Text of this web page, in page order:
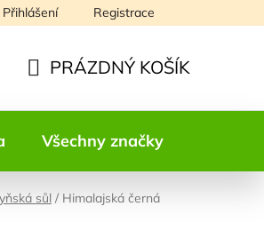
Přihlášení Registrace
KOŠÍK
PRÁZDNÝ KOŠÍK
Všechny značky
sůl / Himalajská černá